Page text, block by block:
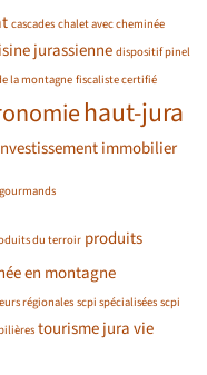
cascades chalet avec cheminée
jurassienne dispositif pinel
la montagne fiscaliste certifié
haut-jura
immobilier
du terroir produits
en montagne
régionalesscpi spécialisées scpi
tourisme juravie